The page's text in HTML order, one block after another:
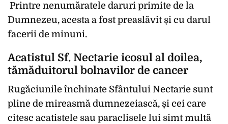
Printre nenumăratele daruri primite de la
Dumnezeu, acesta a fost preaslăvit și cu darul
facerii de minuni.
Acatistul Sf. Nectarie icosul al doilea,
tămăduitorul bolnavilor de cancer
Rugăciunile închinate Sfântului Nectarie sunt
pline de mireasmă dumnezeiască, și cei care
citesc acatistele sau paraclisele lui simt multă